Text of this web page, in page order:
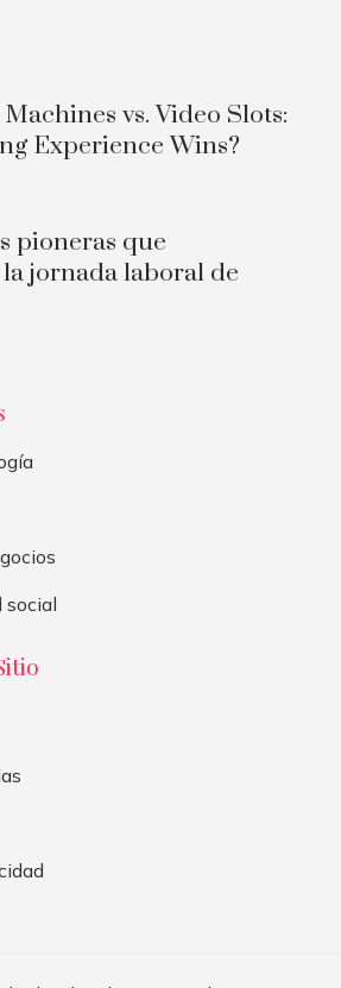
vs. Video Slots:
Experience Wins?
pioneras que
jornada laboral de
social